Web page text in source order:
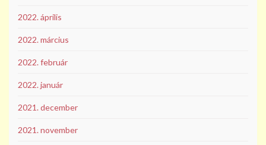
2022. április
2022. március
2022. február
2022. január
2021. december
2021. november